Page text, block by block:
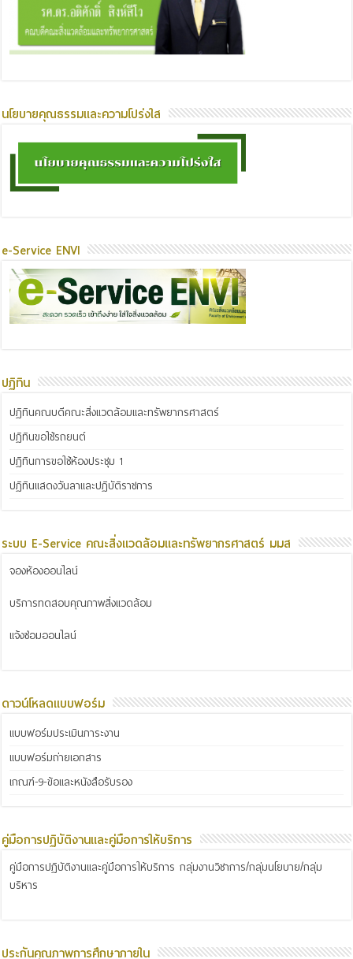
นโยบายคุณธรรมและความโปร่งใส
e-Service ENVI
ปฏิทิน
ปฏิทินคณบดีคณะสิ่งแวดล้อมและทรัพยากรศาสตร์
ปฏิทินขอใช้รถยนต์
ปฏิทินการขอใช้ห้องประชุม 1
ปฏิทินแสดงวันลาและปฏิบัติราชการ
ระบบ E-Service คณะสิ่งแวดล้อมและทรัพยากรศาสตร์ มมส
จองห้องออนไลน์
บริการทดสอบคุณภาพสิ่งแวดล้อม
แจ้งซ่อมออนไลน์
ดาวน์โหลดแบบฟอร์ม
แบบฟอร์มประเมินภาระงาน
แบบฟอร์มถ่ายเอกสาร
เกณฑ์-9-ข้อและหนังสือรับรอง
คู่มือการปฏิบัติงานและคู่มือการให้บริการ
คู่มือการปฏิบัติงานและคู่มือการให้บริการ กลุ่มงานวิชาการ/กลุ่มนโยบาย/กลุ่ม
บริหาร
ประกันคุณภาพการศึกษาภายใน